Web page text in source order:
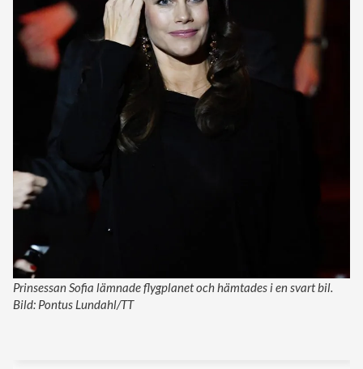
Prinsessan Sofia lämnade flygplanet och hämtades i en svart bil.
Bild: Pontus Lundahl/TT